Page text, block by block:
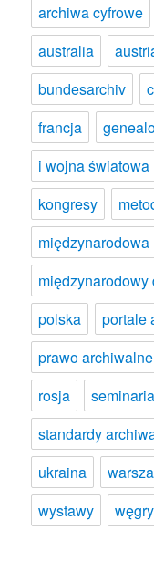
archiwa cyfrowe
australia
bundesarchiv
francja
i wojna światowa
kongresy
polska
portale
prawo archiwalne
rosja
seminaria
standardy
ukraina
wystawy
węgry